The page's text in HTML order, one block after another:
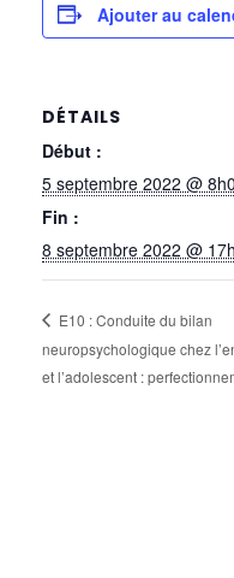
Ajouter au
DÉTAILS
Début :
5 septembre 2022 @
Fin :
8 septembre 2022 @
E10 : Conduite du bilan
neuropsychologique chez
et l’adolescent :